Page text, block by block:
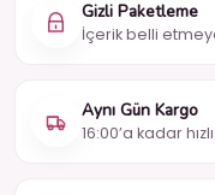
Gizli Paketleme
İçerik belli
Aynı Gün Kargo
16:00’a kadar hızlı